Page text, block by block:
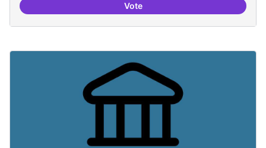
VoteSuport a projectes digitals i